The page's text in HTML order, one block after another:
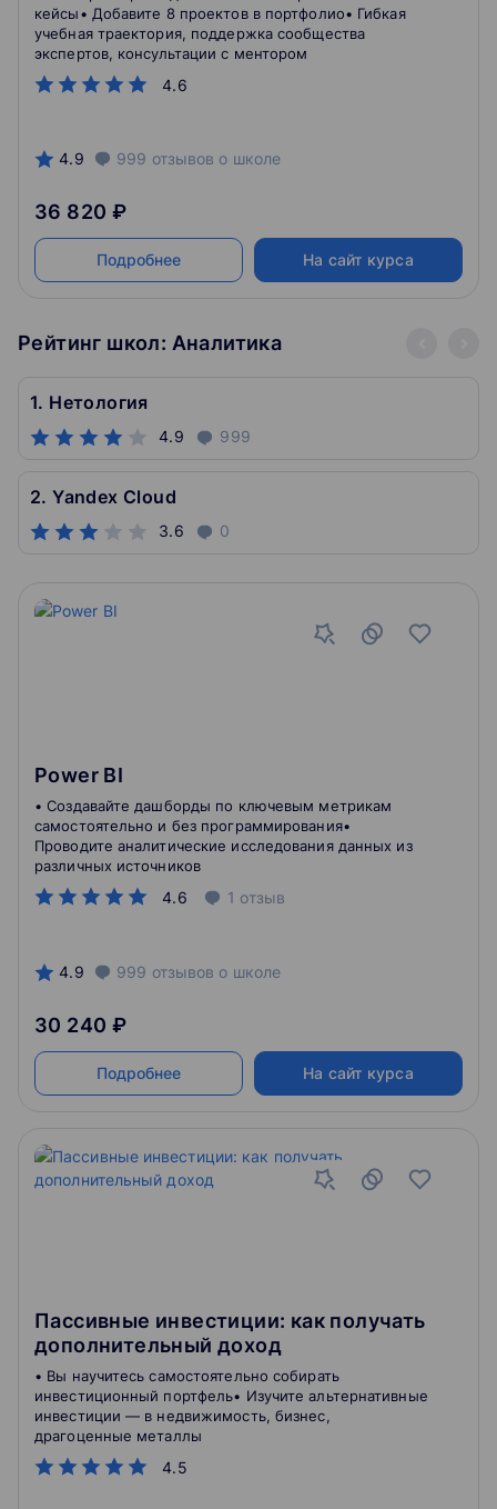
4.6
кейсы• Добавите 8 проектов в портфолио• Гибкая
учебная траектория, поддержка сообщества
экспертов, консультации с ментором
4.9 999 отзывов о школе
36 820 ₽
Подробнее На сайт курса
Рейтинг школ: Аналитика
1. Нетология
4.9 999
2. Yandex Cloud
3.6 0
Power BI
4.6 1 отзыв
• Создавайте дашборды по ключевым метрикам
самостоятельно и без программирования•
Проводите аналитические исследования данных из
различных источников
4.9 999 отзывов о школе
30 240 ₽
Подробнее На сайт курса
Пассивные инвестиции: как получать
дополнительный доход
4.5
• Вы научитесь самостоятельно собирать
инвестиционный портфель• Изучите альтернативные
инвестиции — в недвижимость, бизнес,
драгоценные металлы